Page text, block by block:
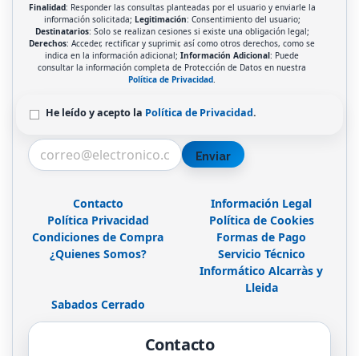
Finalidad: Responder las consultas planteadas por el usuario y enviarle la
información solicitada; Legitimación: Consentimiento del usuario;
Destinatarios: Solo se realizan cesiones si existe una obligación legal;
Derechos: Acceder, rectificar y suprimir, así como otros derechos, como se
indica en la información adicional;Información Adicional: Puede
consultar la información completa de Protección de Datos en nuestra
Política de Privacidad
He leído y acepto la Política de Privacidad.
Enviar
Contacto
Información Legal
Política Privacidad
Política de Cookies
Condiciones de Compra
Formas de Pago
¿Quienes Somos?
Servicio Técnico
Informático Alcarràs y
Lleida
Sabados Cerrado
Contacto